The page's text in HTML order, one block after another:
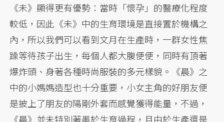
《未》顯得更有優勢：當時「懷孕」的醫療化程度
較低，因此《未》中的生育環境是直接置於機構之
內，所以我們可以看到文月在生產時，一群女性焦
躁等待孩子出生，每個人都大腹便便，同時有頂著
爆炸頭、身著各種時尚服裝的多元樣貌。《晨》之
中的小媽媽造型也十分重要，小女主角的好朋友便
是披上了朋友的陽剛外套而感覺獲得能量，不過，
《晨》並未特別著墨於生育過程，且由於生產還是